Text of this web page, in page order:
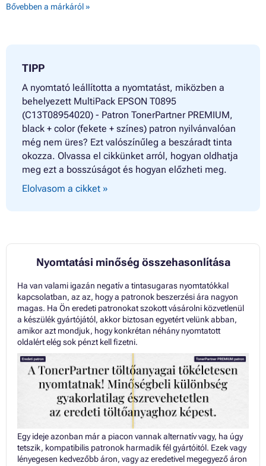
Bővebben a márkáról »
TIPP
A nyomtató leállította a nyomtatást, miközben a
behelyezett MultiPack EPSON T0895
(C13T08954020) - Patron TonerPartner PREMIUM,
black + color (fekete + színes) patron nyilvánvalóan
még nem üres? Ezt valószínűleg a beszáradt tinta
okozza. Olvassa el cikkünket arról, hogyan oldhatja
meg ezt a bosszúságot és hogyan előzheti meg.
Elolvasom a cikket »
Nyomtatási minőség összehasonlítása
Ha van valami igazán negatív a tintasugaras nyomtatókkal
kapcsolatban, az az, hogy a patronok beszerzési ára nagyon
magas. Ha Ön eredeti patronokat szokott vásárolni közvetlenül
a készülék gyártójától, akkor biztosan egyetért velünk abban,
amikor azt mondjuk, hogy konkrétan néhány nyomtatott
oldalért elég sok pénzt kell fizetni.
Egy ideje azonban már a piacon vannak alternatív vagy, ha úgy
tetszik, kompatibilis patronok harmadik fél gyártóitól. Ezek vagy
lényegesen kedvezőbb áron, vagy az eredetivel megegyező áron